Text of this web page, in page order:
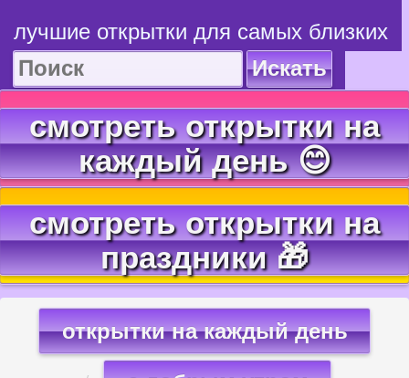
лучшие открытки для самых близких
Искать
смотреть открытки на
каждый день 😊
смотреть открытки на
праздники 🎁
открытки на каждый день